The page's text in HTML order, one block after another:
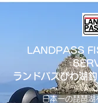
LANDPASS
ランドパスびわ湖
日本一の琵琶